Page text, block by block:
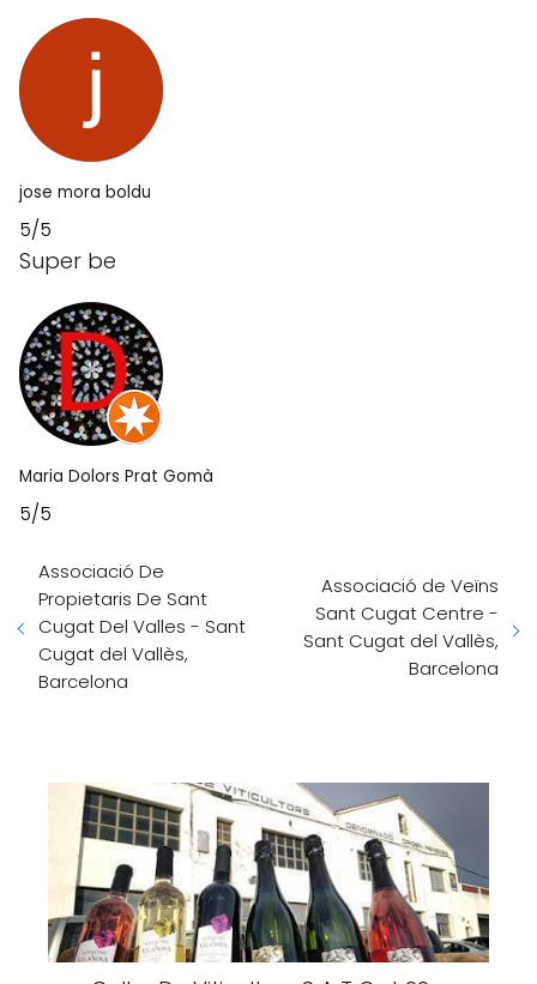
jose mora boldu
5/5
Super be
Maria Dolors Prat Gomà
5/5
Associació De
Propietaris De Sant
Cugat Del Valles - Sant
Cugat del Vallès,
Barcelona
Associació de Veïns
Sant Cugat Centre -
Sant Cugat del Vallès,
Barcelona